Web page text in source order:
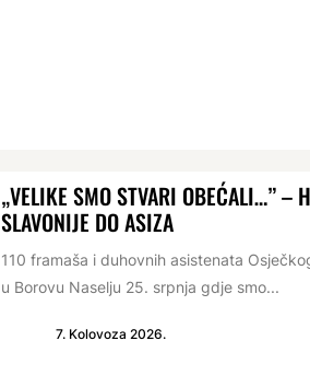
„VELIKE SMO STVARI OBEĆALI…” –
SLAVONIJE DO ASIZA
110 framaša i duhovnih asistenata
u Borovu Naselju 25. srpnja gdje smo...
7. Kolovoza 2026.